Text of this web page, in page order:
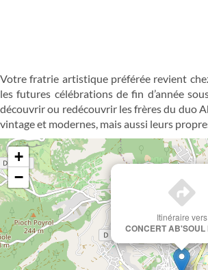
Votre fratrie artistique préférée revient
les futures célébrations de fin d’année
découvrir ou redécouvrir les frères du duo
vintage et modernes, mais aussi leurs
Itinéraire vers
CONCERT AB'SOUL
+
−